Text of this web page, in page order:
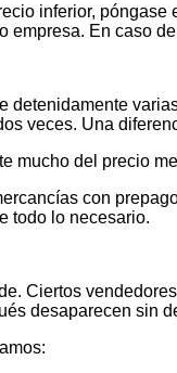
inferior,
empresa. En caso
detenidamente
veces. Una
mucho del precio
con
todo lo necesario.
Ciertos
desaparecen sin